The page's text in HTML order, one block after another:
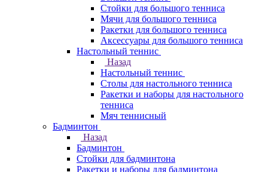
Стойки для большого тенниса
Мячи для большого тенниса
Ракетки для большого тенниса
Аксессуары для большого тенниса
Настольный теннис
Назад
Настольный теннис
Столы для настольного тенниса
Ракетки и наборы для настольного
тенниса
Мяч теннисный
Бадминтон
Назад
Бадминтон
Стойки для бадминтона
Ракетки и наборы для бадминтона